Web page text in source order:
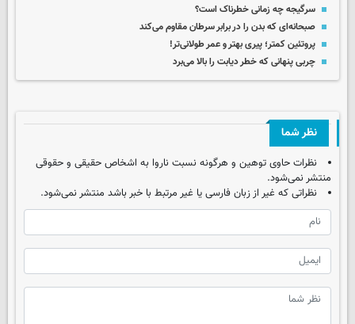
سرگیجه چه زمانی خطرناک است؟
صبحانه‌ای که بدن‌ را در برابر سرطان مقاوم‌ می‌کند
پروتئین کمتر؛ پیری بهتر و عمر طولانی‌تر!
چربی پنهانی که خطر دیابت را بالا می‌برد
نظر شما
نظرات حاوی توهین و هرگونه نسبت ناروا به اشخاص حقیقی و حقوقی
منتشر نمی‌شود.
نظراتی که غیر از زبان فارسی یا غیر مرتبط با خبر باشد منتشر نمی‌شود.